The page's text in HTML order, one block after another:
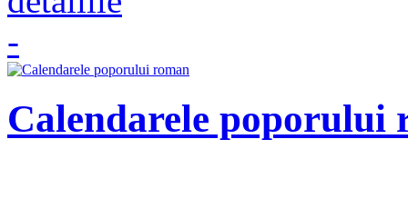
Calendarele poporului